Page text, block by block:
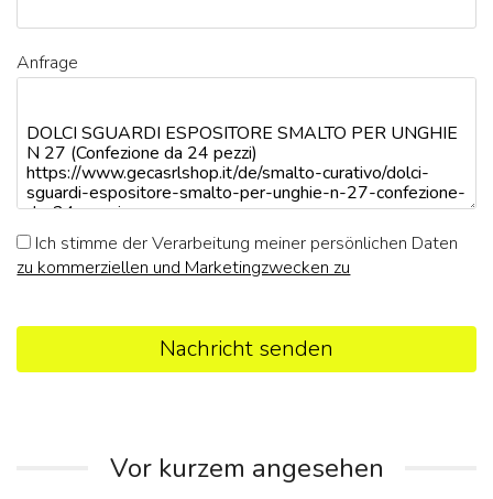
Anfrage
Ich stimme der Verarbeitung meiner persönlichen Daten
zu kommerziellen und Marketingzwecken zu
Nachricht senden
Vor kurzem angesehen